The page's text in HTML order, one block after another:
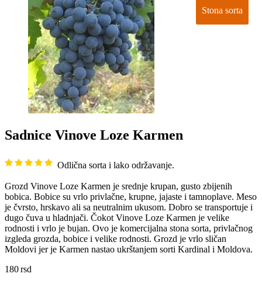
Stona sorta
Sadnice Vinove Loze Karmen
Odlična sorta i lako održavanje.
Grozd Vinove Loze Karmen je srednje krupan, gusto zbijenih
bobica. Bobice su vrlo privlačne, krupne, jajaste i tamnoplave. Meso
je čvrsto, hrskavo ali sa neutralnim ukusom. Dobro se transportuje i
dugo čuva u hladnjači. Čokot Vinove Loze Karmen je velike
rodnosti i vrlo je bujan. Ovo je komercijalna stona sorta, privlačnog
izgleda grozda, bobice i velike rodnosti. Grozd je vrlo sličan
Moldovi jer je Karmen nastao ukrštanjem sorti Kardinal i Moldova.
180rsd